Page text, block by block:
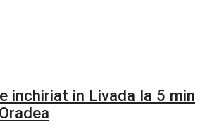
inchiriat in Livada la 5 min